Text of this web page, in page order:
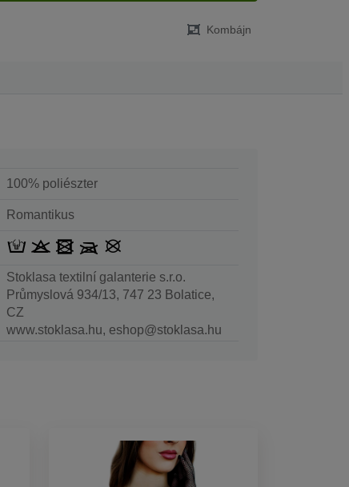
Kombájn
100% poliészter
Romantikus
Stoklasa textilní galanterie s.r.o.
Průmyslová 934/13, 747 23 Bolatice,
CZ
www.stoklasa.hu, eshop@stoklasa.hu